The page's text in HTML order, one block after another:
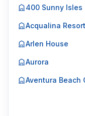
400 Sunny Isles
Acqualina
Arlen House
Aurora
Aventura Beach